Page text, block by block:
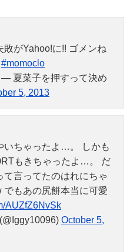
がYahoo!に!! ゴメンね
#momoclo
— 夏菜子を押すって決め
5, 2013
いちゃったよ…。 しかも
もきちゃったよ…。 だ
て言ってたのはれにちゃ
でもあの尻餅本当に可愛
AUZfZ6NvSk
October 5,